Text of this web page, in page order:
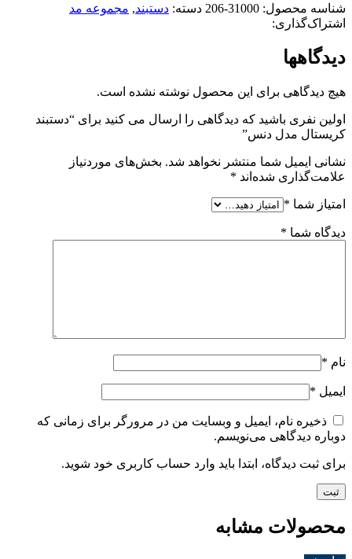
شناسه محصول: 31000-206 دسته: دستبند, مجموعه مد
اشتراک‌گذاری:
دیدگاهها
هیچ دیدگاهی برای این محصول نوشته نشده است.
اولین نفری باشید که دیدگاهی را ارسال می کنید برای “دستبند
کریستال مدل دنس”
نشانی ایمیل شما منتشر نخواهد شد. بخش‌های موردنیاز
علامت‌گذاری شده‌اند *
امتیاز شما *
دیدگاه شما *
نام *
ایمیل *
ذخیره نام، ایمیل و وبسایت من در مرورگر برای زمانی که
دوباره دیدگاهی می‌نویسم.
برای ثبت دیدگاه، ابتدا باید وارد حساب کاربری خود شوید.
محصولات مشابه